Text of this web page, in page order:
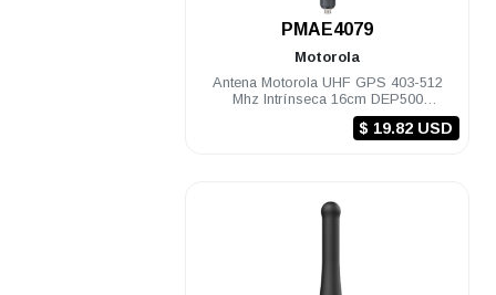
PMAE4079
Motorola
Antena Motorola UHF GPS 403-512
Mhz Intrínseca 16cm DEP500
DGP8000/5000 R2 R5 R7
$ 19.82 USD